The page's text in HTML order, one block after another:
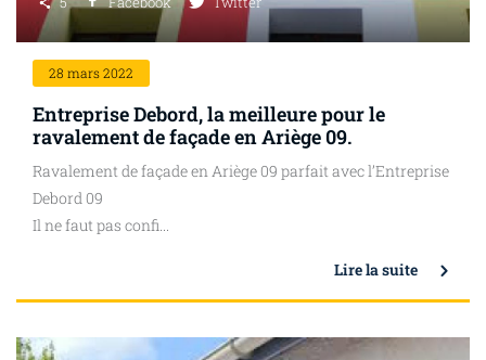
28 mars 2022
Entreprise Debord, la meilleure pour le
ravalement de façade en Ariège 09.
Ravalement de façade en Ariège 09 parfait avec l’Entreprise
Debord 09
Il ne faut pas confi...
Lire la suite